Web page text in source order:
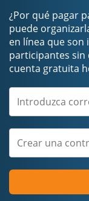
¿Por qué pagar
puede
en línea que son
participantes sin
cuenta gratuita